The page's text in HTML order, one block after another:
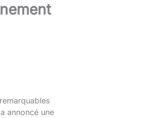
annoncé une